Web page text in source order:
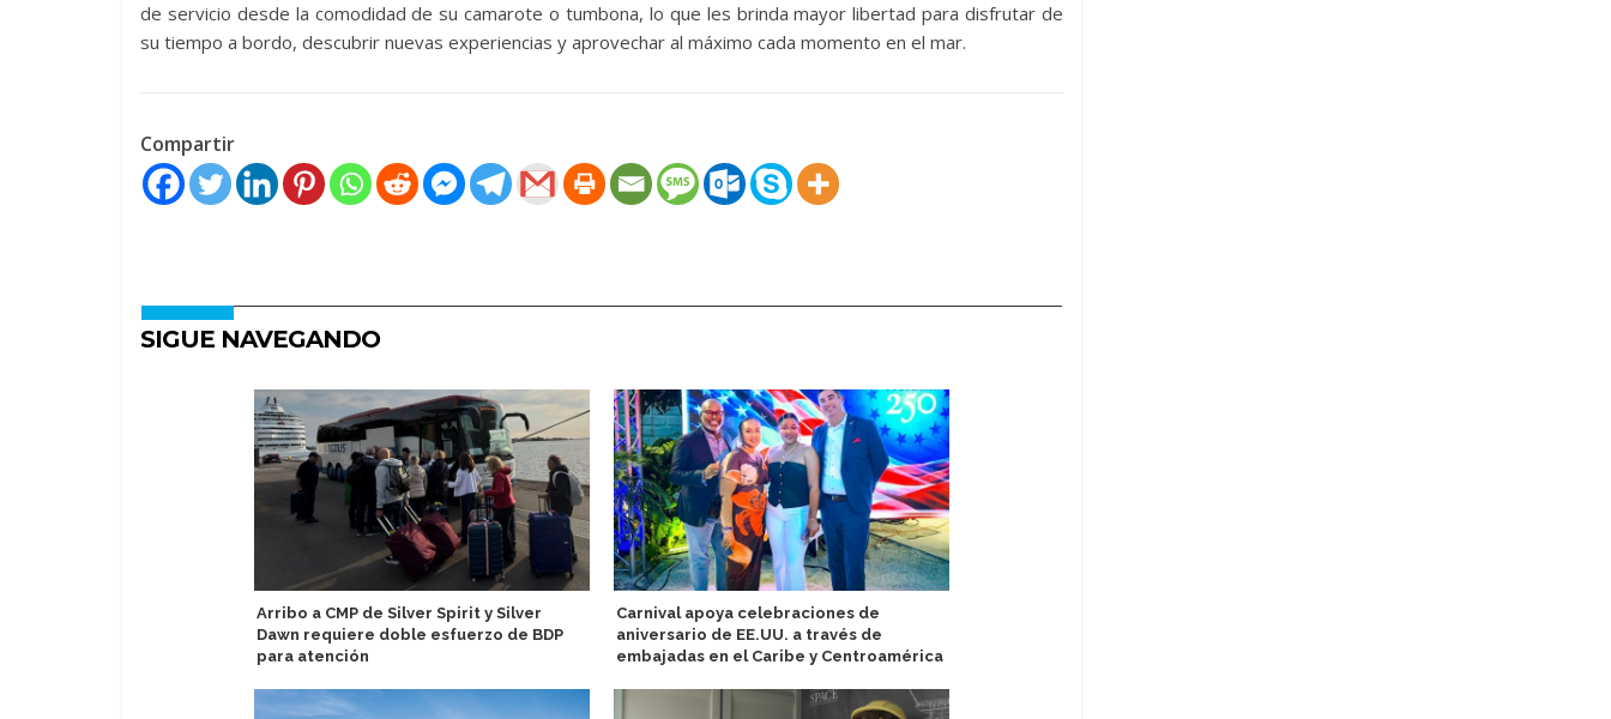
de servicio desde la comodidad de su camarote o tumbona, lo que les brinda mayor libertad para disfrutar de
su tiempo a bordo, descubrir nuevas experiencias y aprovechar al máximo cada momento en el mar.
Compartir
SIGUE NAVEGANDO
Arribo a CMP de Silver Spirit y Silver
Dawn requiere doble esfuerzo de BDP
para atención
Carnival apoya celebraciones de
aniversario de EE.UU. a través de
embajadas en el Caribe y Centroamérica